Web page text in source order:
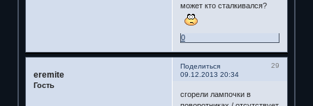
может кто сталкивался?
0
Поделиться
29
09.12.2013 20:34
eremite
Гость
сгорели лампочки в